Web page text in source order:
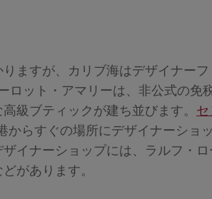
ますが、カリブ海はデザイナーフ
ロット・アマリーは、非公式の免
級ブティックが建ち並びます。 セ
からすぐの場所にデザイナーショ
イナーショップには、ラルフ・ロ
があります。